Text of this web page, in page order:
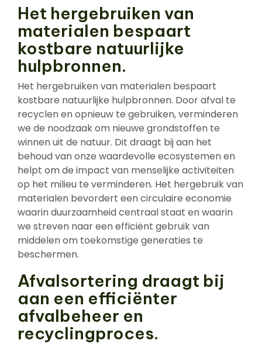
Het hergebruiken van
materialen bespaart
kostbare natuurlijke
hulpbronnen.
Het hergebruiken van materialen bespaart
kostbare natuurlijke hulpbronnen. Door afval te
recyclen en opnieuw te gebruiken, verminderen
we de noodzaak om nieuwe grondstoffen te
winnen uit de natuur. Dit draagt bij aan het
behoud van onze waardevolle ecosystemen en
helpt om de impact van menselijke activiteiten
op het milieu te verminderen. Het hergebruik van
materialen bevordert een circulaire economie
waarin duurzaamheid centraal staat en waarin
we streven naar een efficiënt gebruik van
middelen om toekomstige generaties te
beschermen.
Afvalsortering draagt bij
aan een efficiënter
afvalbeheer en
recyclingproces.